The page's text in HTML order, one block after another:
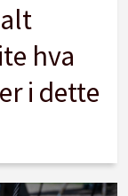
hva
i dette